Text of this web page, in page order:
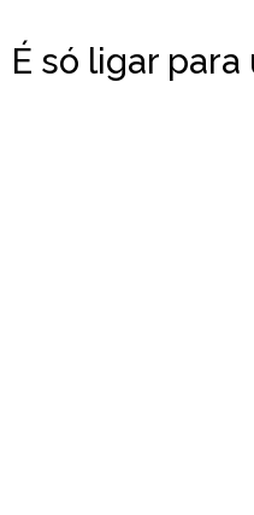
É só ligar